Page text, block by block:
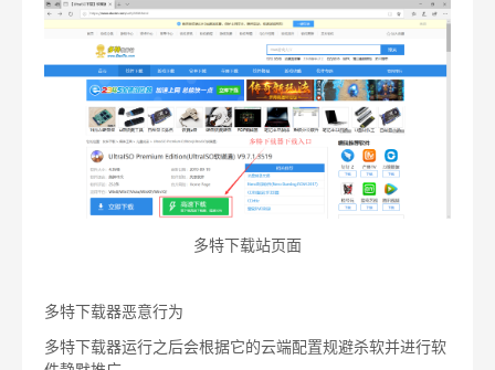
多特下载站页面
多特下载器恶意行为
多特下载器运行之后会根据它的云端配置规避杀软并进行软